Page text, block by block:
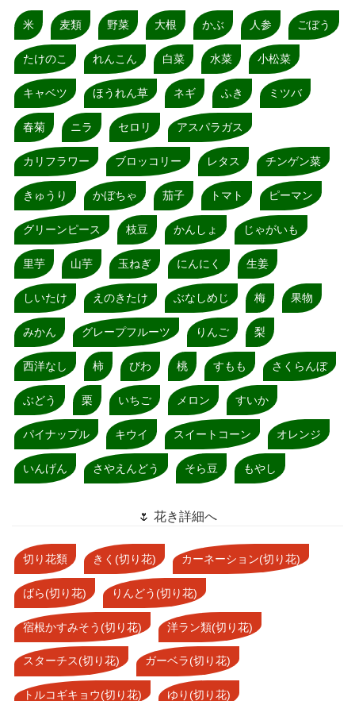
米 麦類 野菜 大根 かぶ 人参 ごぼう
たけのこ れんこん 白菜 水菜 小松菜
キャベツ ほうれん草 ネギ ふき ミツバ
春菊 ニラ セロリ アスパラガス
カリフラワー ブロッコリー レタス チンゲン菜
きゅうり かぼちゃ 茄子 トマト ピーマン
グリーンピース 枝豆 かんしょ じゃがいも
里芋 山芋 玉ねぎ にんにく 生姜
しいたけ えのきたけ ぶなしめじ 梅 果物
みかん グレープフルーツ りんご 梨
西洋なし 柿 びわ 桃 すもも さくらんぼ
ぶどう 栗 いちご メロン すいか
パイナップル キウイ スイートコーン オレンジ
いんげん さやえんどう そら豆 もやし
🌷 花き詳細へ
切り花類 きく(切り花) カーネーション(切り花)
ばら(切り花) りんどう(切り花)
宿根かすみそう(切り花) 洋ラン類(切り花)
スターチス(切り花) ガーベラ(切り花)
トルコギキョウ(切り花) ゆり(切り花)